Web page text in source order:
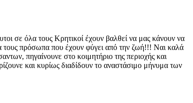
σε όλα τους Κρητικοί έχουν βαλθεί να μας κάνουν να
τους πρόσωπα που έχουν φύγει από την ζωή!!! Ναι καλά
πηγαίνουνε στο κοιμητήριο της περιοχής και
και κυρίως διαδίδουν το αναστάσιμο μήνυμα των